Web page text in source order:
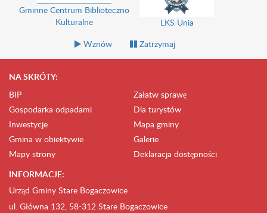
LKS Unia
Uniwersytet Trzeciego Wieku
Wznów
Zatrzymaj
NA SKRÓTY:
BIP
Załatw sprawę
Gospodarka odpadami
Dla turystów
Inwestycje
Mapa gminy
Gmina w obiektywie
Galerie
Mapy strony
Deklaracja dostępności
INFORMACJE:
Urząd Gminy Stare Bogaczowice
ul. Główna 132, 58-312 Stare Bogaczowice